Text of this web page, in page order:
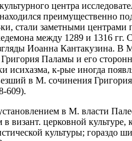
центра
преимущественно
стали заметными
между 1289 и 1316 гг.
Иоанна Кантакузина. В
Паламы и его
исихазма, к-рые иногда
в М. сочинения
609).
в М. власти
в визант. церковной
культуры; гораздо